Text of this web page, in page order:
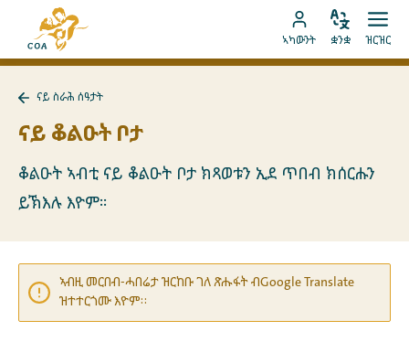
ትሕዝቶ
መበገሲ
ገጽ
MyCOA
ናብ
MyCOA
ኣካውንት
ቋንቋ
ቋንቋ
ክፈት
ዝርዝር
ስራሕ
ተመለስ
ናይ ስራሕ ሰዓታት
ናይ ቆልዑት ቦታ
ቆልዑት ኣብቲ ናይ ቆልዑት ቦታ ክጻወቱን ኢደ ጥበብ ክሰርሑን
ይኽእሉ እዮም።
ኣብዚ መርበብ-ሓበሬታ ዝርከቡ ገለ ጽሑፋት ብGoogle Translate
ዝተተርጎሙ እዮም።